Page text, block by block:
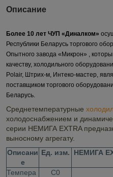
Описание
Более 10 лет ЧУП «Диналком»
Республики Беларусь торгового
Опытного завода «Микрон» ,
качеству, холодильного
Polair, Штрих-м, Интеко-мастер,
поставщиком торгового
Беларусь.
Среднетемпературные
холодоснабжением и
серии НЕМИГА EXTRA
выносному агрегату.
Описани
е
Ед. изм. НЕМИГА
Темпера
С0